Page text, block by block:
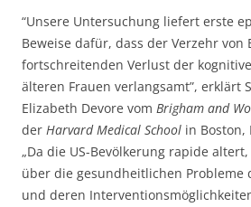
“Unsere Untersuchung liefert erste
Beweise dafür, dass der Verzehr von
fortschreitenden Verlust der
älteren Frauen verlangsamt”, erklärt
Elizabeth Devore vom Brigham and
der Harvard Medical School in Boston,
„Da die US-Bevölkerung rapide
über die gesundheitlichen Probleme
und deren